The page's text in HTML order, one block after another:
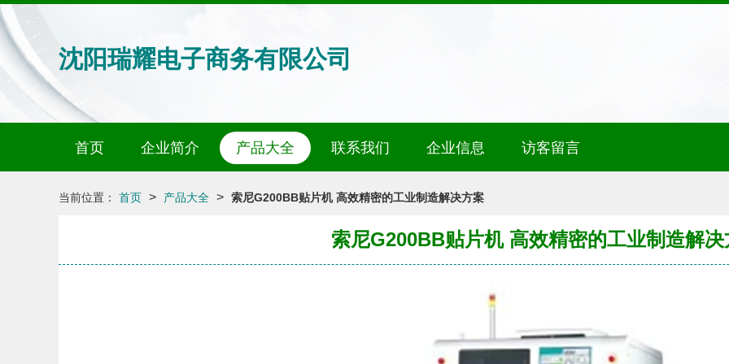
沈阳瑞耀电子商务有限公司
首页 企业简介 产品大全 联系我们 企业信息 访客留言
当前位置： 首页 > 产品大全 > 索尼G200BB贴片机 高效精密的工业制造解决方案
索尼G200BB贴片机 高效精密的工业制造解决